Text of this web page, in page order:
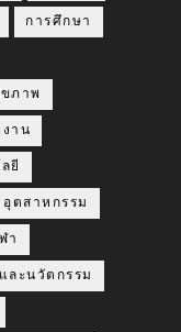
การศึกษา
ภาพ
งาน
ยี
อุตสาหกรรม
า
ละนวัตกรรม